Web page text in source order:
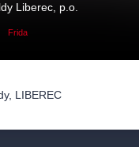
Liberec, p.o.
Frida
, LIBEREC